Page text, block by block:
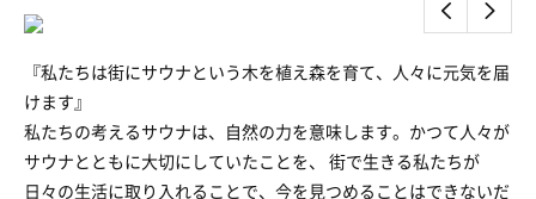
『私たちは街にサウナという木を植え森を育て、人々に元気を届
けます』
私たちの考えるサウナは、自然の力を意味します。かつて人々が
サウナとともに大切にしていたことを、 街で生きる私たちが
日々の生活に取り入れることで、今を見つめることはできないだ